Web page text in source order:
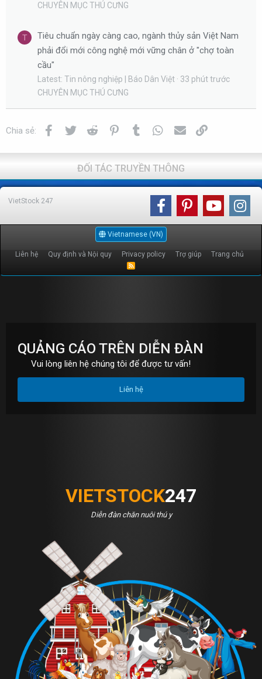
CHUYÊN MỤC THÚ CƯNG
T
Tiêu chuẩn ngày càng cao, ngành thủy sản Việt Nam
phải đổi mới công nghệ mới vững chân ở "chợ toàn
cầu"
Latest: Tin nông nghiệp | Báo Dân Việt
33 phút trước
CHUYÊN MỤC THÚ CƯNG
Chia sẻ: Facebook
Twitter Reddit PinterestTumblr WhatsApp
Email
ĐỐI TÁC TRUYỀN THÔNG
VietStock 247
Vietnamese (VN)
Liên hệ Quy định và Nội quy Privacy policy Trợ giúp Trang chủ
R
QUẢNG CÁO TRÊN DIỄN ĐÀN
Vui lòng liên hệ chúng tôi để được tư vấn!
Liên hệ
VIETSTOCK247
Diễn đàn chăn nuôi thú y